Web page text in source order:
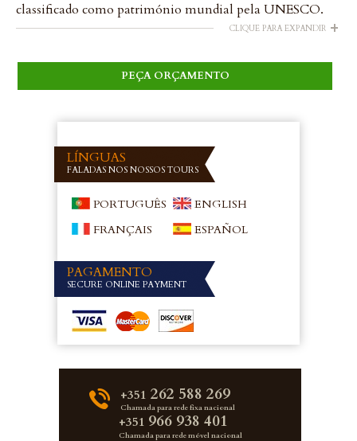
classificado como património mundial pela UNESCO.
CLIQUE PARA EXPANDIR +
PEÇA ORÇAMENTO
LÍNGUAS
FALADAS NOS NOSSOS TOURS
PORTUGUÊS
ENGLISH
FRANÇAIS
ESPAÑOL
PAGAMENTO
SECURE ONLINE PAYMENT
+351 262 588 269
Chamada para rede fixa nacional
+351 966 938 401
Chamada para rede móvel nacional